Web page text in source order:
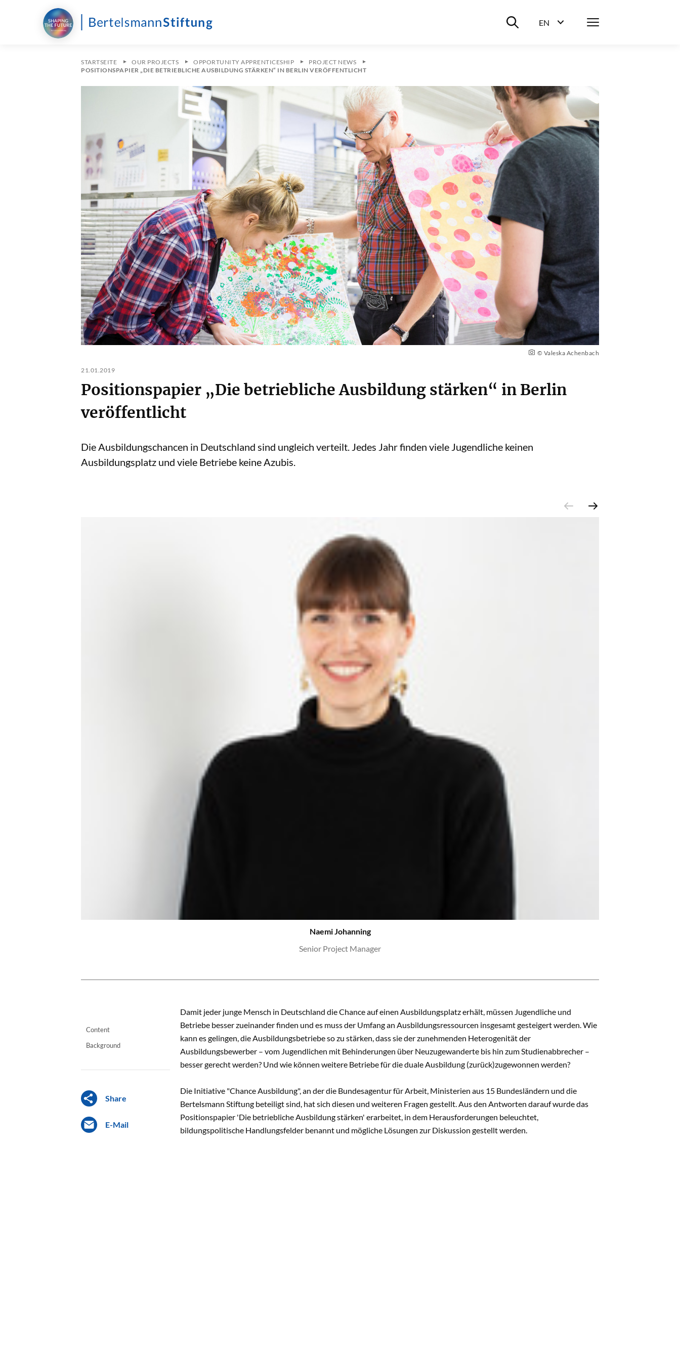
Suche ein-/ausblenden
EN
Menü
STARTSEITE OUR PROJECTS OPPORTUNITY APPRENTICESHIP
PROJECT NEWS
POSITIONSPAPIER „DIE BETRIEBLICHE AUSBILDUNG STÄRKEN“ IN BERLIN VERÖFFENTLICHT
© Valeska Achenbach
21.01.2019
Positionspapier „Die betriebliche Ausbildung stärken“ in Berlin
veröffentlicht
Die Ausbildungschancen in Deutschland sind ungleich verteilt. Jedes Jahr finden viele Jugendliche keinen
Ausbildungsplatz und viele Betriebe keine Azubis.
Naemi Johanning
Senior Project Manager
Content
Background
Share
E-Mail
CONTENT
Damit jeder junge Mensch in Deutschland die Chance auf einen Ausbildungsplatz erhält, müssen Jugendliche und
Betriebe besser zueinander finden und es muss der Umfang an Ausbildungsressourcen insgesamt gesteigert werden. Wie
kann es gelingen, die Ausbildungsbetriebe so zu stärken, dass sie der zunehmenden Heterogenität der
Ausbildungsbewerber – vom Jugendlichen mit Behinderungen über Neuzugewanderte bis hin zum Studienabbrecher –
besser gerecht werden? Und wie können weitere Betriebe für die duale Ausbildung (zurück)zugewonnen werden?
Die Initiative "Chance Ausbildung", an der die Bundesagentur für Arbeit, Ministerien aus 15 Bundesländern und die
Bertelsmann Stiftung beteiligt sind, hat sich diesen und weiteren Fragen gestellt. Aus den Antworten darauf wurde das
Positionspapier 'Die betriebliche Ausbildung stärken' erarbeitet, in dem Herausforderungen beleuchtet,
bildungspolitische Handlungsfelder benannt und mögliche Lösungen zur Diskussion gestellt werden.